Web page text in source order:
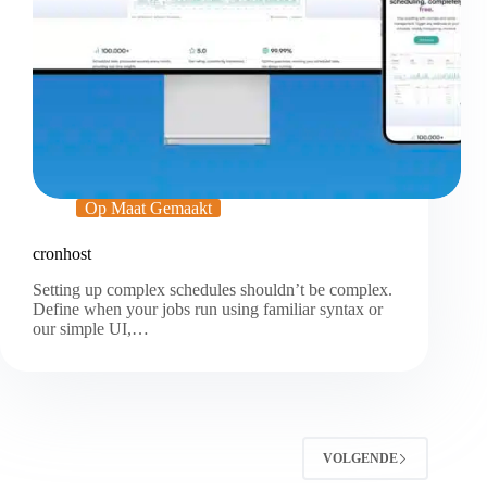
Op Maat Gemaakt
cronhost
Setting up complex schedules shouldn’t be complex.
Define when your jobs run using familiar syntax or
our simple UI,…
VOLGENDE